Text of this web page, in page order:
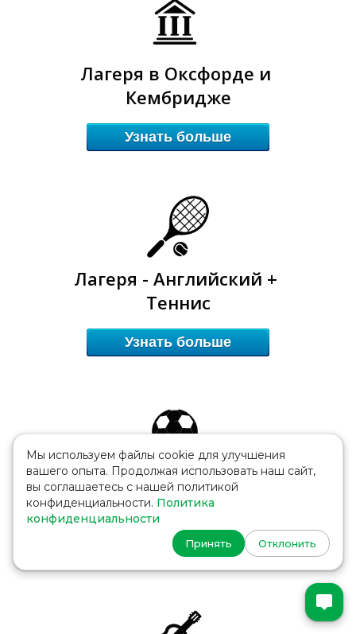
Ы
Лагеря в Оксфорде и
Кембридже
Узнать больше
Лагеря - Английский +
Теннис
Узнать больше
Футбольные лагеря
в Англии
Узнать больше
Ы
Мы используем файлы cookie для улучшения
вашего опыта. Продолжая использовать наш сайт,
вы соглашаетесь с нашей политикой
конфиденциальности. Политика
конфиденциальности
Принять Отклонить